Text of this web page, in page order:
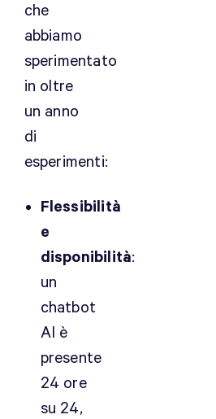
che
abbiamo
sperimentato
in oltre
un anno
di
esperimenti:
Flessibilità
e
disponibilità:
un
chatbot
AI è
presente
24 ore
su 24,